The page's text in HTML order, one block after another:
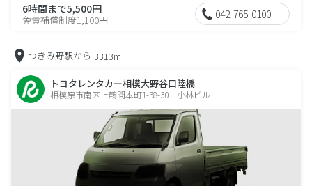
6時間まで5,500円
免責補償制度1,100円 042-765-0100
つきみ野駅から 3313m
トヨタレンタカー相模大野谷口陸橋
相模原市南区上鶴間本町1-38-30 小林ビル